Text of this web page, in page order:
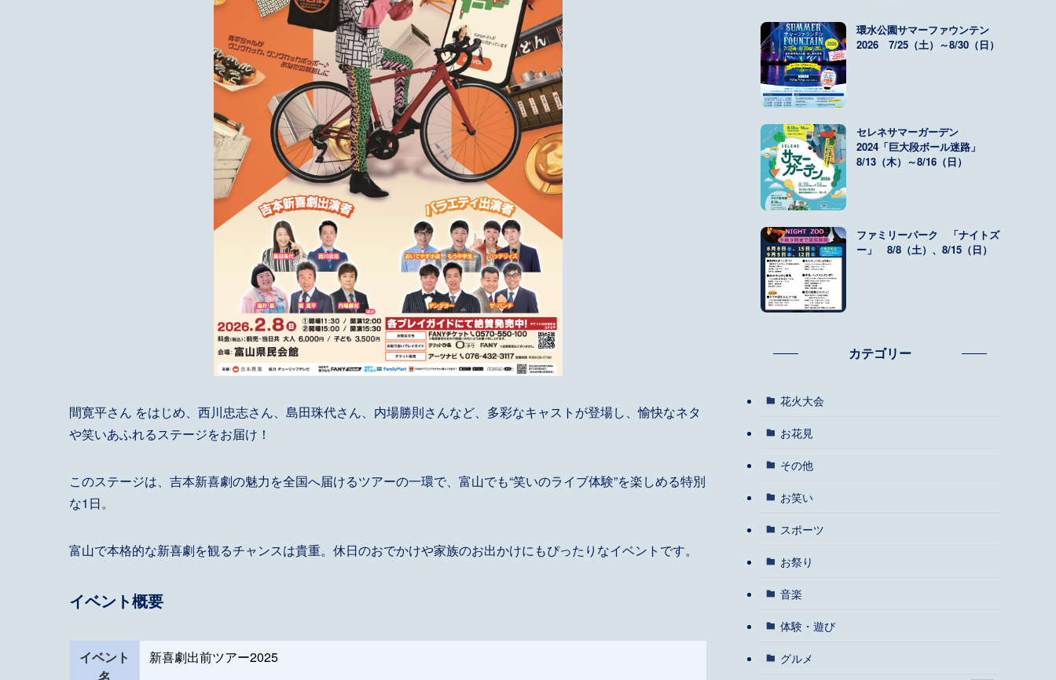
間寛平さん をはじめ、西川忠志さん、島田珠代さん、内場勝則さんなど、多彩なキャストが登場し、愉快なネタ
や笑いあふれるステージをお届け！
このステージは、吉本新喜劇の魅力を全国へ届けるツアーの一環で、富山でも“笑いのライブ体験”を楽しめる特別
な1日。
富山で本格的な新喜劇を観るチャンスは貴重。休日のおでかけや家族のお出かけにもぴったりなイベントです。
イベント概要
イベント
新喜劇出前ツアー2025
環水公園サマーファウンテン
2026 7/25（土）～8/30（日）
セレネサマーガーデン
2024「巨大段ボール迷路」
8/13（木）～8/16（日）
ファミリーパーク 「ナイトズ
ー」 8/8（土）、8/15（日）
カテゴリー
花火大会
お花見
その他
お笑い
スポーツ
お祭り
音楽
体験・遊び
グルメ